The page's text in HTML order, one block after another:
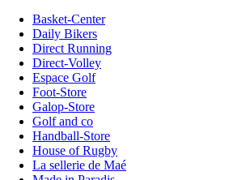
Basket-Center
Daily Bikers
Direct Running
Direct-Volley
Espace Golf
Foot-Store
Galop-Store
Golf and co
Handball-Store
House of Rugby
La sellerie de Maé